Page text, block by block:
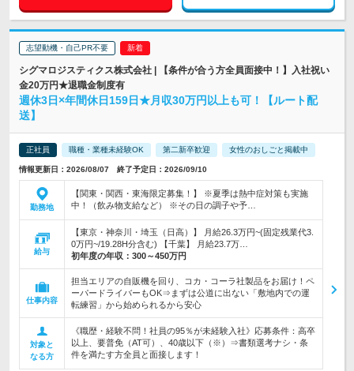
志望動機・自己PR不要
シグマロジスティクス株式会社 | 【条件が合う方全員面接中！】入社祝い
金20万円★退職金制度有
週休3日×年間休日159日★月収30万円以上も可！【ルート配
送】
正社員 職種・業種未経験OK 第二新卒歓迎 女性のおしごと掲載中
情報更新日：2026/08/07 終了予定日：2026/09/10
勤務地
【関東・関西・東海限定募集！】 ※夏季は熱中症対策も実施
中！（飲み物支給など） ※その日の調子や予…
給与
【東京・神奈川・埼玉（日高）】 月給26.3万円~(固定残業代3.
0万円~/19.28H分含む) 【千葉】 月給23.7万…
初年度の年収： 300～450万円
仕事内容
担当エリアの自販機を回り、コカ・コーラ社製品をお届け！ペ
ーパードライバーもOK⇒まずは公道に出ない「敷地内での運
転練習」から始められるから安心
対象と
なる方
《職歴・経験不問！社員の95％が未経験入社》応募条件：高卒
以上、要普免（AT可）、40歳以下（※）⇒書類選考ナシ・条
件を満たす方全員と面接します！